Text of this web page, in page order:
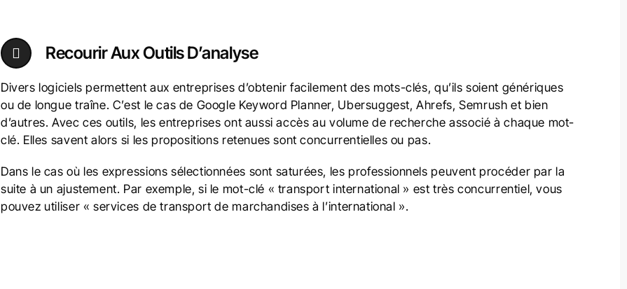
Recourir Aux Outils D’analyse
Divers logiciels permettent aux entreprises d’obtenir facilement des mots-clés, qu’ils soient génériques
ou de longue traîne. C’est le cas de Google Keyword Planner, Ubersuggest, Ahrefs, Semrush et bien
d’autres. Avec ces outils, les entreprises ont aussi accès au volume de recherche associé à chaque mot-
clé. Elles savent alors si les propositions retenues sont concurrentielles ou pas.
Dans le cas où les expressions sélectionnées sont saturées, les professionnels peuvent procéder par la
suite à un ajustement. Par exemple, si le mot-clé « transport international » est très concurrentiel, vous
pouvez utiliser « services de transport de marchandises à l’international ».